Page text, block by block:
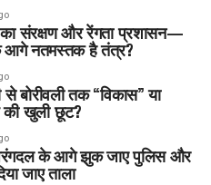
का संरक्षण और रेंगता प्रशासन—
आगे नतमस्तक है तंत्र?
बोरीवली तक “विकास” या
खुली छूट?
के आगे झुक जाए पुलिस और
जाए ताला